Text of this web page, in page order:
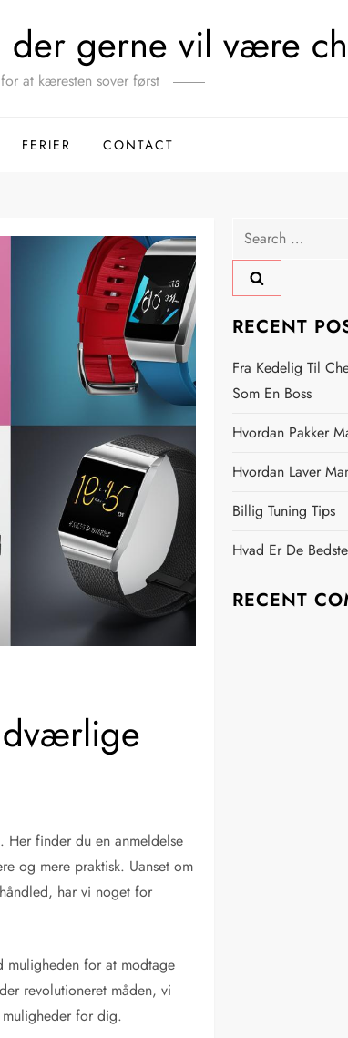
gerne vil være
at kæresten sover først
FERIER CONTACT
finder du en anmeldelse
og mere praktisk. Uanset om
har vi noget for
for at modtage
revolutioneret måden, vi
for dig.
Search
for:
RECENT
Fra Kedelig Til
Som En Boss
Hvordan Pakker
Hvordan Laver
Billig Tuning Tips
Hvad Er De
RECENT